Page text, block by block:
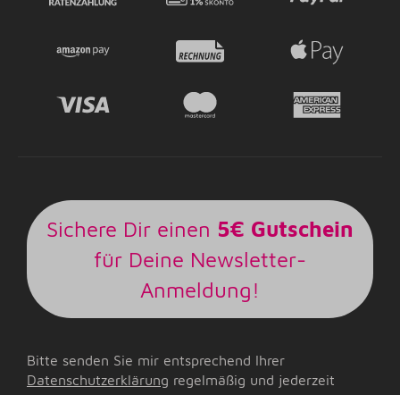
Sichere Dir einen 5€ Gutschein
für Deine Newsletter-
Anmeldung!
Bitte senden Sie mir entsprechend Ihrer
Datenschutzerklärung regelmäßig und jederzeit